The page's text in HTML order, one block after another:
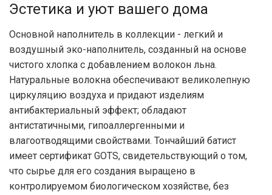
Эстетика и уют вашего дома
Основной наполнитель в коллекции - легкий и
воздушный эко-наполнитель, созданный на основе
чистого хлопка с добавлением волокон льна.
Натуральные волокна обеспечивают великолепную
циркуляцию воздуха и придают изделиям
антибактериальный эффект; обладают
антистатичными, гипоаллергенными и
влагоотводящими свойствами. Тончайший батист
имеет сертификат GOTS, свидетельствующий о том,
что сырье для его создания выращено в
контролируемом биологическом хозяйстве, без